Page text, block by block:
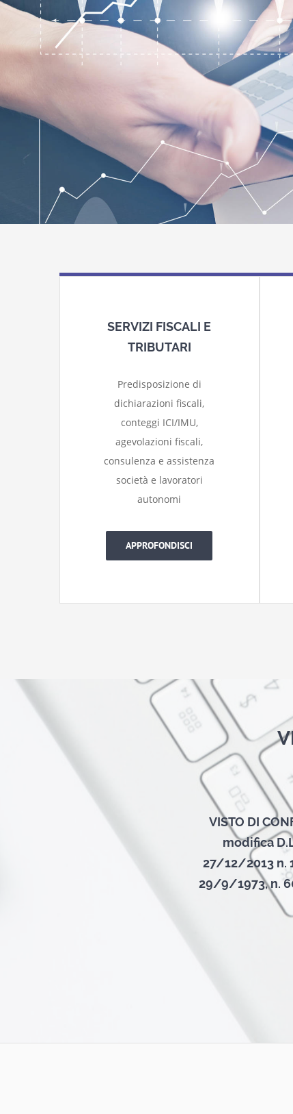
SERVIZI FISCALI E
TRIBUTARI
Predisposizione di
dichiarazioni fiscali,
conteggi ICI/IMU,
agevolazioni fiscali,
consulenza e assistenza
società e lavoratori
autonomi
APPROFONDISCI
VISTO DI
modifica
27/12/2013 n.
29/9/1973, n.